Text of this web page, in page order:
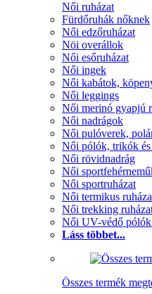
Női ruházat
Fürdőruhák nőknek
Női edzőruházat
Nöi overállok
Női esőruházat
Női ingek
Női kabátok,
Női leggings
Női merinó gyapjú
Női nadrágok
Női pulóverek,
Női pólók, trikók
Női rövidnadrág
Női
Női sportruházat
Női termikus
Női trekking
Női UV-védő pólók
Láss többet...
Összes termék